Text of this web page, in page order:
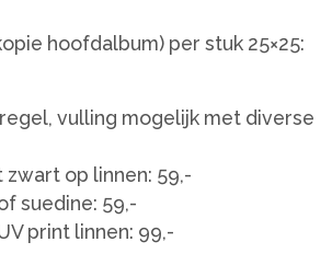
hoofdalbum) per stuk 25×25:
vulling mogelijk met diverse
zwart op linnen: 59,-
suedine: 59,-
print linnen: 99,-